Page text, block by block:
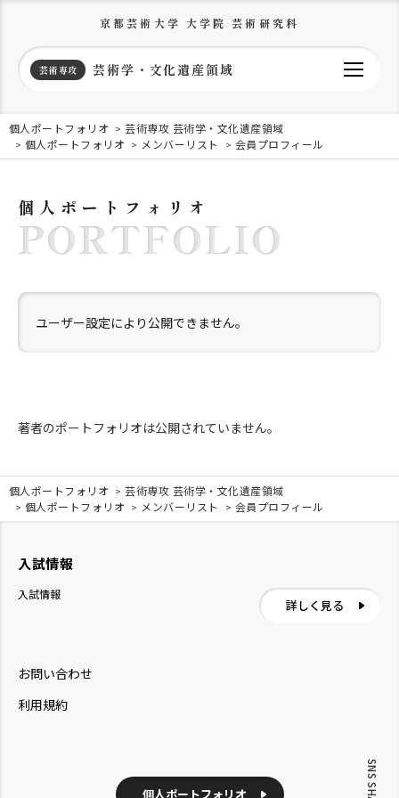
京都芸術大学 大学院 芸術研究科
芸術専攻 芸術学・文化遺産領域
個人ポートフォリオ
芸術専攻 芸術学・文化遺産領域
個人ポートフォリオ
メンバーリスト 会員プロフィール
個人ポートフォリオ
PORTFOLIO
ユーザー設定により公開できません。
著者のポートフォリオは公開されていません。
個人ポートフォリオ
芸術専攻 芸術学・文化遺産領域
個人ポートフォリオ
メンバーリスト 会員プロフィール
お問い合わせ
利用規約
個人ポートフォリオ
入試情報
入試情報
詳しく見る